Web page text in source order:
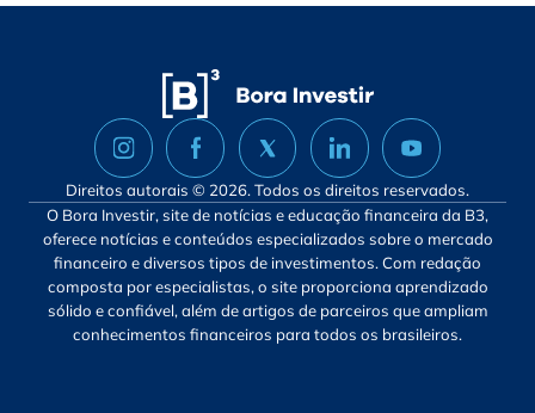
Direitos autorais © 2026. Todos os direitos reservados.
O Bora Investir, site de notícias e educação financeira da B3,
oferece notícias e conteúdos especializados sobre o mercado
financeiro e diversos tipos de investimentos. Com redação
composta por especialistas, o site proporciona aprendizado
sólido e confiável, além de artigos de parceiros que ampliam
conhecimentos financeiros para todos os brasileiros.